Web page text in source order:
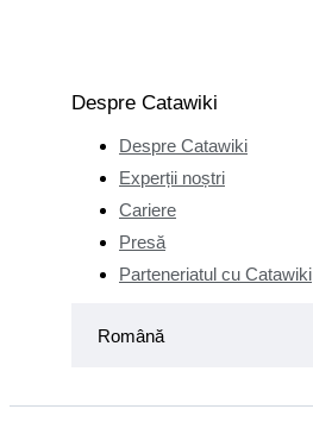
Despre Catawiki
Despre Catawiki
Experții noștri
Cariere
Presă
Parteneriatul cu Catawiki